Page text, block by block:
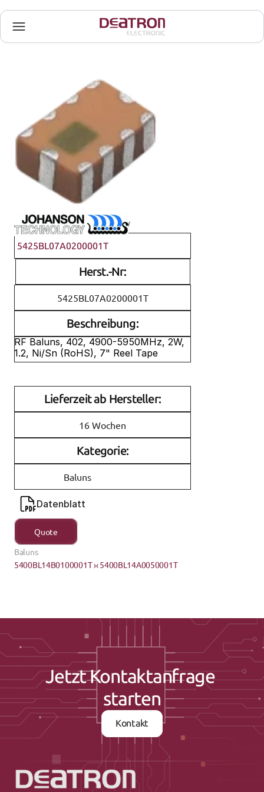
Johanson Technology
5425BL07A0200001T
Herst.-Nr:
5425BL07A0200001T
Beschreibung:
RF Baluns, 402, 4900-5950MHz, 2W,
1.2, Ni/Sn (RoHS), 7" Reel Tape
Lieferzeit ab Hersteller:
16 Wochen
Kategorie:
Baluns
Datenblatt
Quote
Baluns
5400BL14B0100001T ›‹ 5400BL14A0050001T
Jetzt Kontaktanfrage
starten
Kontakt